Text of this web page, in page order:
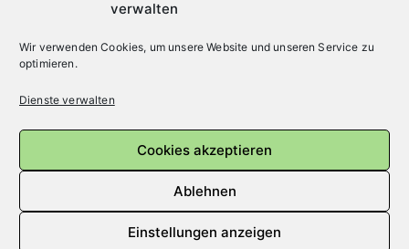
verwalten
Wir verwenden Cookies, um unsere Website und unseren Service zu
optimieren.
Dienste verwalten
Cookies akzeptieren
Ablehnen
Einstellungen anzeigen
Beitragsnavigation
Ältere Beiträge